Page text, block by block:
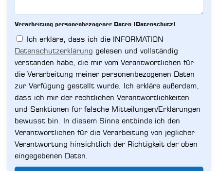
Verarbeitung personenbezogener Daten (Datenschutz)
Ich erkläre, dass ich die INFORMATION
Datenschutzerklärung gelesen und vollständig
verstanden habe, die mir vom Verantwortlichen für
die Verarbeitung meiner personenbezogenen Daten
zur Verfügung gestellt wurde. Ich erkläre außerdem,
dass ich mir der rechtlichen Verantwortlichkeiten
und Sanktionen für falsche Mitteilungen/Erklärungen
bewusst bin. In diesem Sinne entbinde ich den
Verantwortlichen für die Verarbeitung von jeglicher
Verantwortung hinsichtlich der Richtigkeit der oben
eingegebenen Daten.